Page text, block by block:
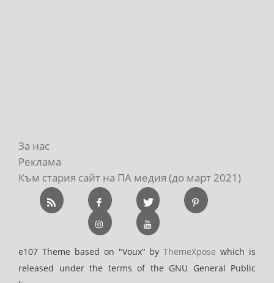
За нас
Реклама
Към стария сайт на ПА медия (до март 2021)
e107 Theme based on "Voux" byThemeXpose which is
released under the terms of the GNU General Public